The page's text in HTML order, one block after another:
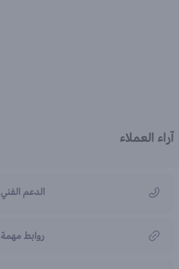
آراء العملاء
الدعم الفني
روابط مهمة